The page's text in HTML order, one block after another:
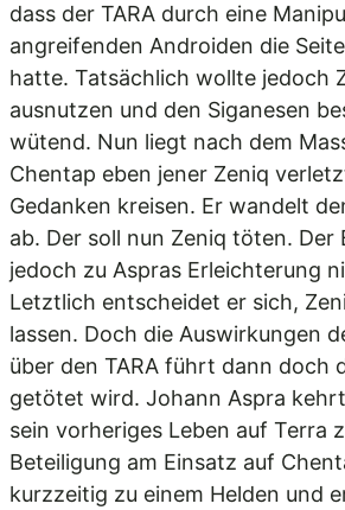
dass der TARA durch eine
angreifenden Androiden die
hatte. Tatsächlich wollte jedoch
ausnutzen und den Siganesen
wütend. Nun liegt nach dem
Chentap eben jener Zeniq
Gedanken kreisen. Er wandelt
ab. Der soll nun Zeniq töten. Der
jedoch zu Aspras Erleichterung
Letztlich entscheidet er sich,
lassen. Doch die Auswirkungen
über den TARA führt dann doch
getötet wird. Johann Aspra
sein vorheriges Leben auf Terra
Beteiligung am Einsatz auf
kurzzeitig zu einem Helden und